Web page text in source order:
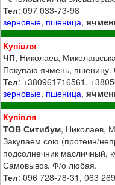
Тел: 097 033-73-98
зерновые, пшеница,
Купівля
ЧП, Николаев,
Покупаю ячмень, пшеницу.
Тел: +380961716561,
зерновые, пшеница,
Купівля
ТОВ Ситибум, Николаев,
Закупаем сою (протеин/
подсолнечник масличный,
Самовывоз. Ф/о любая.
Тел: 096 728-78-31, 063